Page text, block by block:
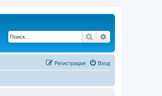
Поиск
Вход
Регистрация